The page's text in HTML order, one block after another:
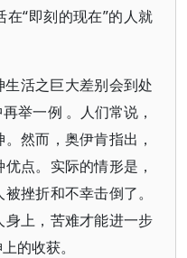
“即刻的现在”的人就
活之巨大差别会到处
举一例 。人们常说，
然而，奥伊肯指出，
点。实际的情形是，
挫折和不幸击倒了。
上，苦难才能进一步
的收获。